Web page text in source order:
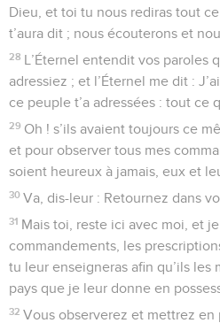
Dieu, et toi tu nous rediras tout
t’aura dit ; nous écouterons et
28 L’Éternel entendit vos paroles
adressiez ; et l’Éternel me dit :
ce peuple t’a adressées : tout ce
29 Oh ! s’ils avaient toujours ce
et pour observer tous mes
soient heureux à jamais, eux et
30 Va, dis-leur : Retournez dans
31 Mais toi, reste ici avec moi, et
commandements, les
tu leur enseigneras afin qu’ils
pays que je leur donne en
32 Vous observerez et mettrez en